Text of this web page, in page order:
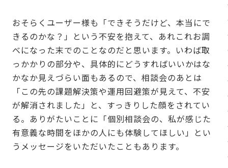
おそらくユーザー様も「できそうだけど、本当にで
きるのかな？」という不安を抱えて、あれこれお調
べになった末でのことなのだと思います。いわば取
っかかりの部分や、具体的にどうすればいいかはな
かなか見えづらい面もあるので、相談会のあとは
「この先の課題解決策や運用回避策が見えて、不安
が解消されました」と、すっきりした顔をされてい
る。ありがたいことに「個別相談会の、私が感じた
有意義な時間をほかの人にも体験してほしい」とい
うメッセージをいただいたこともあります。